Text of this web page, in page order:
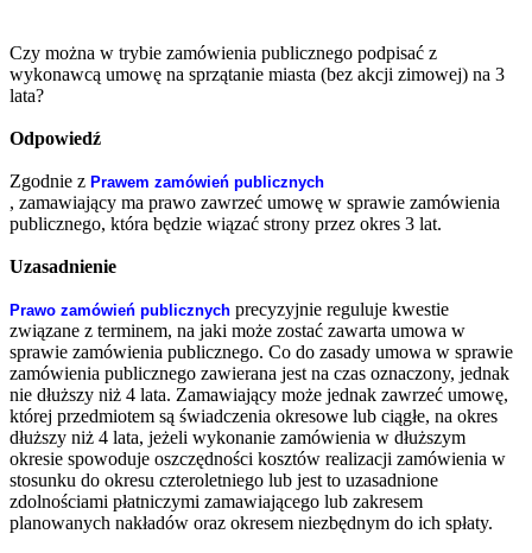
Czy można w trybie zamówienia publicznego podpisać z
wykonawcą umowę na sprzątanie miasta (bez akcji zimowej) na 3
lata?
Odpowiedź
Zgodnie z Prawem zamówień publicznych
, zamawiający ma prawo zawrzeć umowę w sprawie zamówienia
publicznego, która będzie wiązać strony przez okres 3 lat.
Uzasadnienie
Prawo zamówień publicznych precyzyjnie reguluje kwestie
związane z terminem, na jaki może zostać zawarta umowa w
sprawie zamówienia publicznego. Co do zasady umowa w sprawie
zamówienia publicznego zawierana jest na czas oznaczony, jednak
nie dłuższy niż 4 lata. Zamawiający może jednak zawrzeć umowę,
której przedmiotem są świadczenia okresowe lub ciągłe, na okres
dłuższy niż 4 lata, jeżeli wykonanie zamówienia w dłuższym
okresie spowoduje oszczędności kosztów realizacji zamówienia w
stosunku do okresu czteroletniego lub jest to uzasadnione
zdolnościami płatniczymi zamawiającego lub zakresem
planowanych nakładów oraz okresem niezbędnym do ich spłaty.